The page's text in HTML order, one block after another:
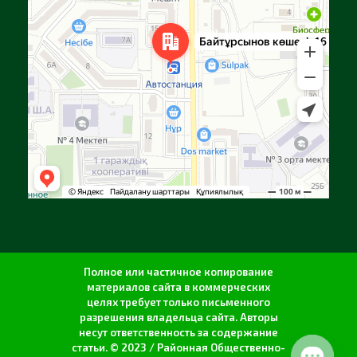
Полное или частичное копирование
материалов сайта в коммерческих
целях требует только письменного
разрешения владельца сайта. Авторы
несут ответственность за содержание
статьи. © 2023 / Районная Общественно-